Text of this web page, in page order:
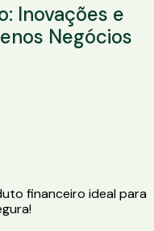
Inovações e
Negócios
financeiro ideal para